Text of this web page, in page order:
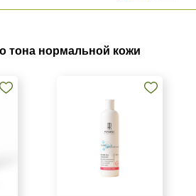
тона нормальной кожи
(Paris)